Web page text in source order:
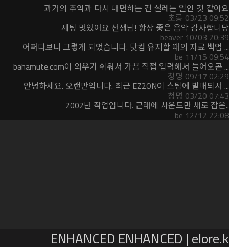
과거의 추억과 다시 대면하는 건 설레는 일인 것 같아요
초롱 03/23 09:52
세팅 멋있어요 선생님! 항상 좋은 음악 감사합니당
beaver 10/03 20:39
어쩌다보니 그렇게 되었습니다. 닷컴 유지할 때의 자료 백업 ...
be 11/15 09:54
bahamute.com이 외우기 쉬워서 가끔 직접 입력해서 들어오곤 ...
청명 09/17 02:29
안녕하세요. 오랜만입니다. 최근 EZ2ON이 스팀에 발매되서 ...
청명 03/20 07:43
2002년 작업입니다. 근래에 사운드만 새로 잡은..
be 12/12 22:08
ENHANCED ENHANCED |